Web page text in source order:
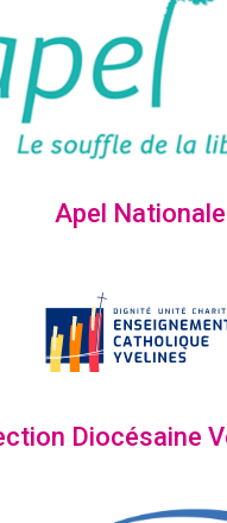
Apel Nationale
Diocésaine